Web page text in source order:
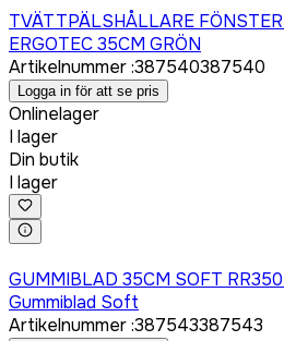
TVÄTTPÄLSHÅLLARE
ERGOTEC 35CM GRÖN
Artikelnummer:387540387540
Logga in för att se pris
Onlinelager
I lager
Din butik
I lager
GUMMIBLAD 35CM SOFT
Gummiblad Soft
Artikelnummer:387543387543